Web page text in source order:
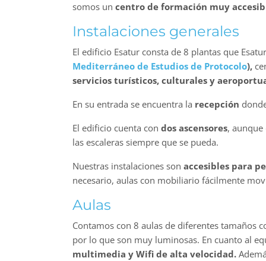
somos un centro de formación muy
Instalaciones generales
El edificio Esatur consta de 8 plantas que
Mediterráneo de Estudios de Protocolo),
servicios turísticos, culturales y
En su entrada se encuentra la recepción
El edificio cuenta con dos ascensores,
las escaleras siempre que se pueda.
Nuestras instalaciones son accesibles para
necesario, aulas con mobiliario fácilmente
Aulas
Contamos con 8 aulas de diferentes tamaños
por lo que son muy luminosas. En cuanto al
multimedia y Wifi de alta velocidad.